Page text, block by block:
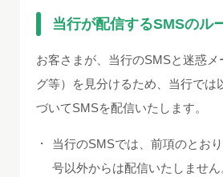
当行が配信するSMSのル
お客さまが、当行のSMSと迷惑メ
グ等）を見分けるため、当行では
づいてSMSを配信いたします。
・
当行のSMSでは、前項のとお
号以外からは配信いたしません